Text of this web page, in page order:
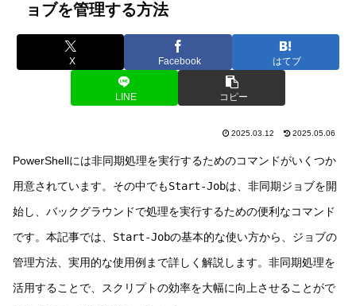
ョブを管理する方法
X Facebook はてブ
LINE コピー
2025.03.12 2025.05.06
PowerShellには非同期処理を実行するためのコマンドがいくつか
用意されています。その中でもStart-Jobは、非同期ジョブを開
始し、バックグラウンドで処理を実行するための便利なコマンド
です。本記事では、 Start-Jobの基本的な使い方から、ジョブの
管理方法、実用的な使用例まで詳しく解説します。非同期処理を
活用することで、スクリプトの効率を大幅に向上させることがで